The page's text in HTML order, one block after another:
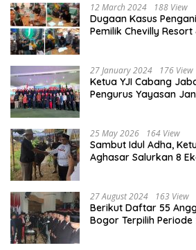
12 March 2024 188 View
Dugaan Kasus
Pemilik Chevilly
27 January 2024 176 View
Ketua YJI Cabang
Pengurus Yayasan
25 May 2026 164 View
Sambut Idul Adha,
Aghasar Salurkan 8
27 August 2024 163 View
Berikut Daftar 55
Bogor Terpilih Periode